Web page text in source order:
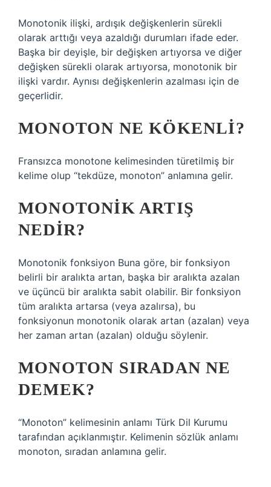
Monotonik ilişki, ardışık değişkenlerin sürekli
olarak arttığı veya azaldığı durumları ifade eder.
Başka bir deyişle, bir değişken artıyorsa ve diğer
değişken sürekli olarak artıyorsa, monotonik bir
ilişki vardır. Aynısı değişkenlerin azalması için de
geçerlidir.
MONOTON NE KÖKENLI?
Fransızca monotone kelimesinden türetilmiş bir
kelime olup “tekdüze, monoton” anlamına gelir.
MONOTONIK ARTIŞ
NEDIR?
Monotonik fonksiyon Buna göre, bir fonksiyon
belirli bir aralıkta artan, başka bir aralıkta azalan
ve üçüncü bir aralıkta sabit olabilir. Bir fonksiyon
tüm aralıkta artarsa ​​(veya azalırsa), bu
fonksiyonun monotonik olarak artan (azalan) veya
her zaman artan (azalan) olduğu söylenir.
MONOTON SIRADAN NE
DEMEK?
“Monoton” kelimesinin anlamı Türk Dil Kurumu
tarafından açıklanmıştır. Kelimenin sözlük anlamı
monoton, sıradan anlamına gelir.